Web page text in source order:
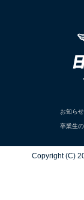
お知らせ
卒業生
Copyright (C) 2008